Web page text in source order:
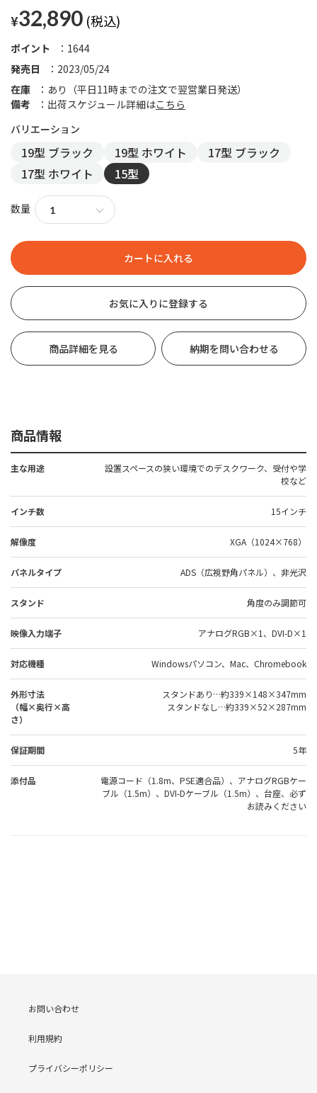
¥32,890
発売日 2023/05/24
ポイント 1644
在庫
あり（平日11時までの注文で翌営業日発送）
備考
出荷スケジュール詳細はこちら
19型 ブラック 19型 ホワイト
17型 ブラック
17型 ホワイト
15型
数量
お気に入りに登録する
商品詳細を見る 納期を問い合わせる
商品情報
主な用途
設置スペースの狭い環境でのデスクワーク、受付や学
校など
インチ数 15インチ
解像度 XGA（1024×768）
パネルタイプ ADS（広視野角パネル）、非光沢
スタンド 角度のみ調節可
映像入力端子 アナログRGB×1、DVI-D×1
対応機種 Windowsパソコン、Mac、Chromebook
外形寸法
（幅×奥行×高
さ）
スタンドあり…約339×148×347mm
スタンドなし…約339×52×287mm
保証期間 5年
添付品
電源コード（1.8m、PSE適合品）、アナログRGBケー
ブル（1.5m）、DVI-Dケーブル（1.5m）、台座、必ず
お読みください
お問い合わせ
利用規約
プライバシーポリシー